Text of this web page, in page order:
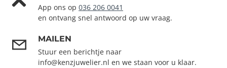
App ons op 036 206 0041
en ontvang snel antwoord op uw vraag.
MAILEN
Stuur een berichtje naar
info@kenzjuwelier.nl en we staan voor u klaar.